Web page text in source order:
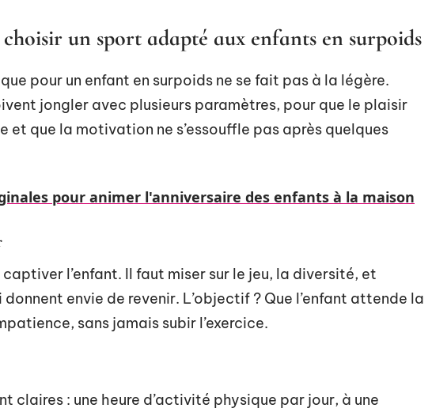
un sport adapté aux enfants en surpoids
pour un enfant en surpoids ne se fait pas à la légère.
jongler avec plusieurs paramètres, pour que le plaisir
et que la motivation ne s’essouffle pas après quelques
pour animer l'anniversaire des enfants à la maison
l’enfant. Il faut miser sur le jeu, la diversité, et
envie de revenir. L’objectif ? Que l’enfant attende la
sans jamais subir l’exercice.
claires : une heure d’activité physique par jour, à une